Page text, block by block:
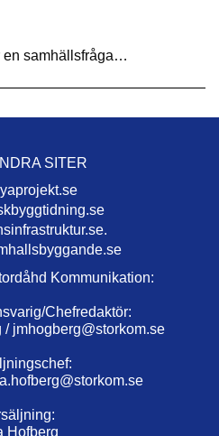
en samhällsfråga…
SITER
Kommunikation:
Chefredaktör:
/ jmhogberg@storkom.se
Hofberg